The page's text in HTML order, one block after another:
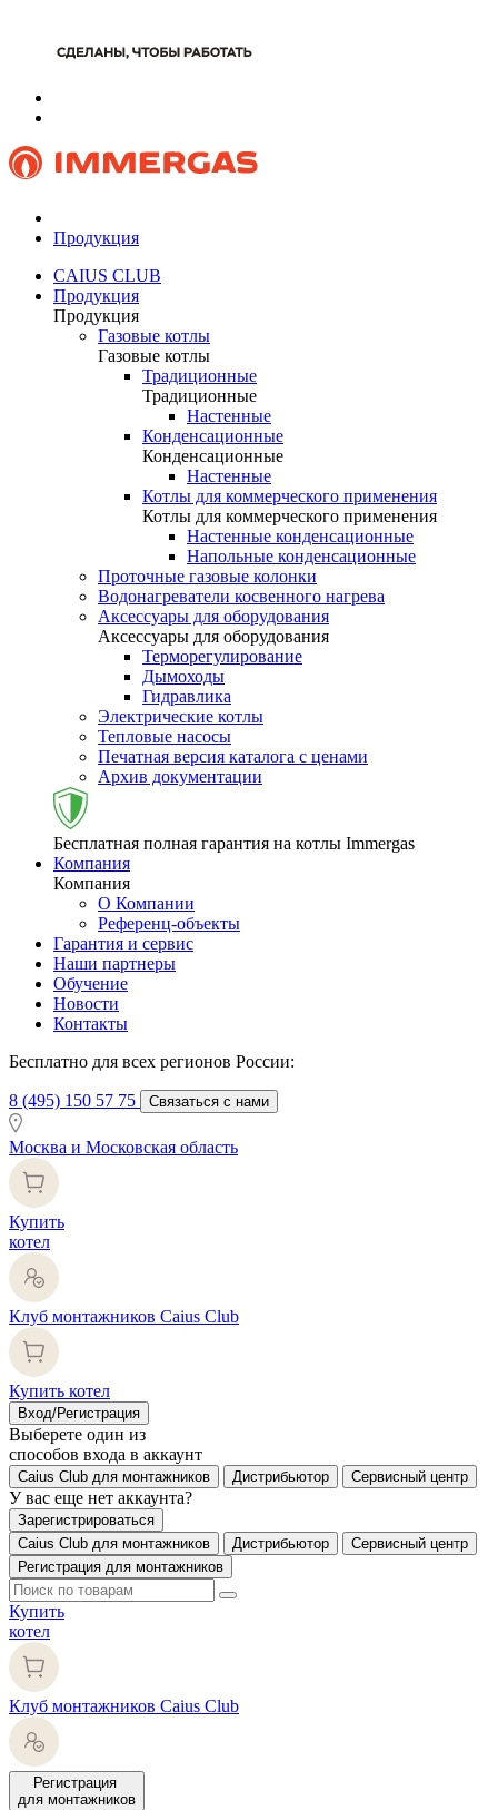
Продукция
CAIUS CLUB
Продукция
Продукция
Газовые котлы
Газовые котлы
Традиционные
Традиционные
Настенные
Конденсационные
Конденсационные
Настенные
Котлы для коммерческого применения
Котлы для коммерческого применения
Настенные конденсационные
Напольные конденсационные
Проточные газовые колонки
Водонагреватели косвенного нагрева
Аксессуары для оборудования
Аксессуары для оборудования
Терморегулирование
Дымоходы
Гидравлика
Электрические котлы
Тепловые насосы
Печатная версия каталога с ценами
Архив документации
Бесплатная полная гарантия на котлы Immergas
Компания
Компания
О Компании
Референц-объекты
Гарантия и сервис
Наши партнеры
Обучение
Новости
Контакты
Бесплатно для всех регионов России:
8 (495) 150 57 75 Связаться с нами
Москва и Московская область
Купить
котел
Клуб монтажников Caius Club
Купить котел
Вход/Регистрация
Выберете один из
способов входа в аккаунт
Caius Club для монтажников Дистрибьютор Сервисный центр
У вас еще нет аккаунта?
Зарегистрироваться
Caius Club для монтажников
Дистрибьютор
Сервисный центр
Регистрация для монтажников
Купить
котел
Клуб монтажников Caius Club
Регистрация
для монтажников